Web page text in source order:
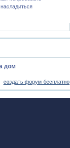
дом
создать форум бесплатно